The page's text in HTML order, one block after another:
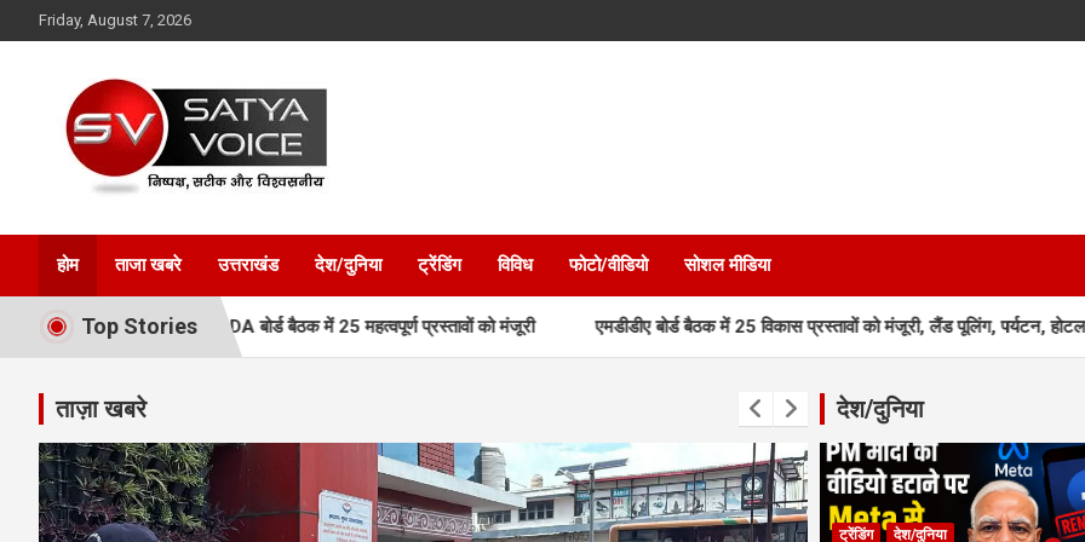
to
Friday, August 7, 2026
Satya Voice
होम ताजा खबरे उत्तराखंड देश/दुनिया ट्रेंडिंग विविध फोटो/वीडियो सोशल मीडिया
Top Stories
नई रफ्तार, MDDA बोर्ड बैठक में 25 महत्वपूर्ण प्रस्तावों को मंजूरी एमडीडीए बोर्ड बैठक में 25 विकास प्रस्तावों को मंजूरी, लैंड पूलिंग, पर्यटन, होटल, औद्योगिक
ताज़ा खबरे देश/दुनिया
ट्रेंडिंग देश/दुनिया